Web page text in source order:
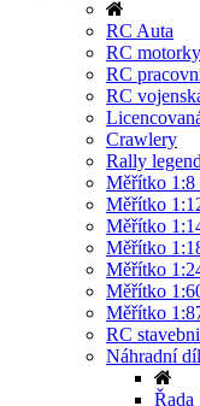
RC Auta
RC motorky
RC
RC
Crawlery
Rally
Měřítko 1:8
Měřítko
Měřítko
Měřítko
Měřítko
Měřítko
Měřítko
RC
Náhradní